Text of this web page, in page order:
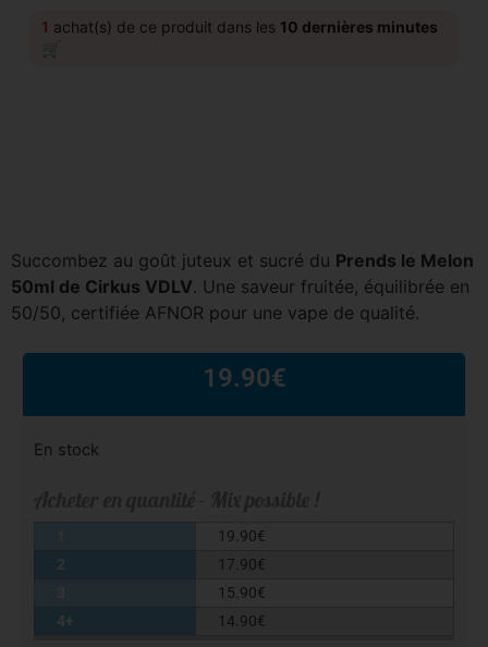
1 achat(s) de ce produit dans les 10 dernières minutes
🛒
Succombez au goût juteux et sucré du Prends le Melon
50ml de Cirkus VDLV. Une saveur fruitée, équilibrée en
50/50, certifiée AFNOR pour une vape de qualité.
19.90€
En stock
19.90€
2
17.90€
15.90€
4+
14.90€